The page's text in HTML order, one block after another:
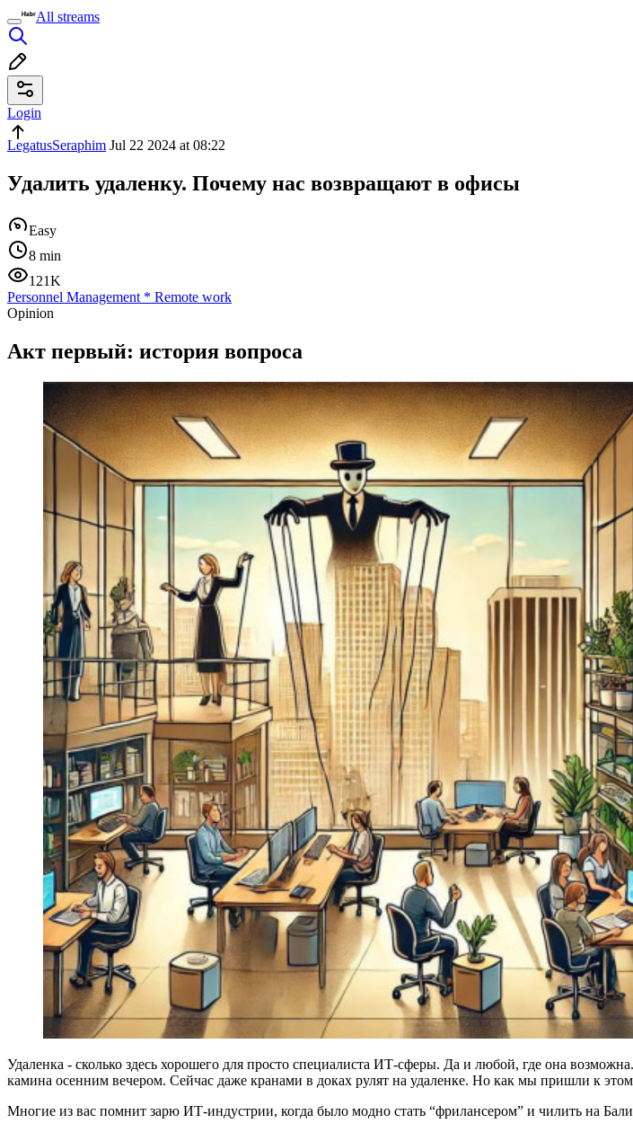
All streams
Login
LegatusSeraphim Jul 22 2024 at 08:22
Удалить удаленку. Почему нас возвращают в офисы
Easy
8 min
121K
Personnel Management * Remote work
Opinion
Акт первый: история вопроса
Удаленка - сколько здесь хорошего для просто специалиста ИТ-сферы. Да и любой, где она
камина осенним вечером. Сейчас даже кранами в доках рулят на удаленке. Но как мы пришли к
Многие из вас помнит зарю ИТ-индустрии, когда было модно стать “фрилансером” и чилить на